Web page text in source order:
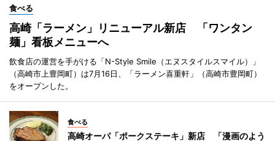
食べる
高崎「ラーメン」リニューアル新店 「ワンタン
麺」看板メニューへ
飲食店の運営を手がける「N-Style Smile（エヌスタイルスマイル）」
（高崎市上豊岡町）は7月16日、「ラーメン喜重軒」（高崎市豊岡町）
をオープンした。
食べる
高崎オーパ「ポークステーキ」新店 「漫画のよう